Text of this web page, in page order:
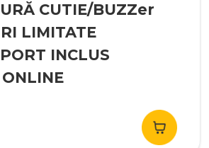
CUTIE/BUZZer
LIMITATE
INCLUS